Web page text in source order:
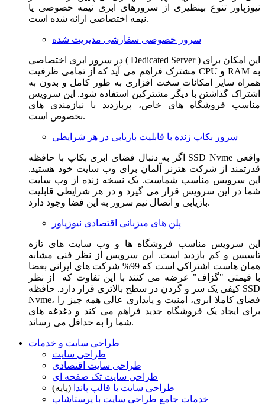
نیوزپاور تنوع بینظیری از سرورهای ابری نیمه خصوصی یا
نیمه اختصاصی ارائه شده است.
سرور خصوصی سفارشی مدیریت شده
در سرور ابری اختصاصی ( Dedicated Server ) این امکان برای
مشترک فراهم می آید که از تمامی ظرفیت CPU و RAM به
همراه سایر امکانات سخت افزاری به طور کامل و بدون به
اشتراک گذاشتن با دیگر مشترکین استفاده شود. این سرویس
مناسب فروشگاه های خاص، پربازدید با نیازمندی های
بخصوص است.
سرور بکاپ زنده با قابلیت بازیابی در هر شرایطی
اگر به دنبال فضای ابری بکاپ با حافظه SSD Nvme واقعی
قدرتمند از شرکت هتزنر آلمان برای وب سایت خود هستید.
این سرویس مناسب شماست. یک نسخه زنده از وب سایت
شما در این سرویس قرار می گیرد و در هر شرایطی قابلیت
بازیابی و اتصال نیم سرور به این فضا وجود دارد.
پلن های میزبانی اقتصادی نیوزپاور
این سرویس مناسب فروشگاه ها و وب سایت های تازه
تاسیس و کم بازدید است. این سرویس از نظر فنی مشابه
همان هاست اشتراکی است که 99% شرکت های ایرانی بعضا
با قیمتی "گزاف" عرضه می کنند با این تفاوت که از نظر
کیفی یک سر و گردن در سطح بالاتری قرار دارد. حافظه SSD
Nvme، فضای کاملا ابری، امنیت و پایداری عالی همه چیز را
برای ایجاد یک فروشگاه جدید فراهم می کند و دغدغه های
شما را به حداقل می رساند.
طراحی سایت و خدمات
طراحی سایت
طراحی سایت اقتصادی
طراحی سایت تک صفحه ای
طراحی سایت با قالب پاندا (پایه)